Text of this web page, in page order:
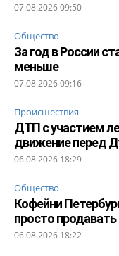
07.08.2026 09:50
Общество
За год в России
меньше
07.08.2026 09:16
Происшествия
ДТП с участием
движение перед
06.08.2026 18:29
Общество
Кофейни
просто продавать
06.08.2026 18:22